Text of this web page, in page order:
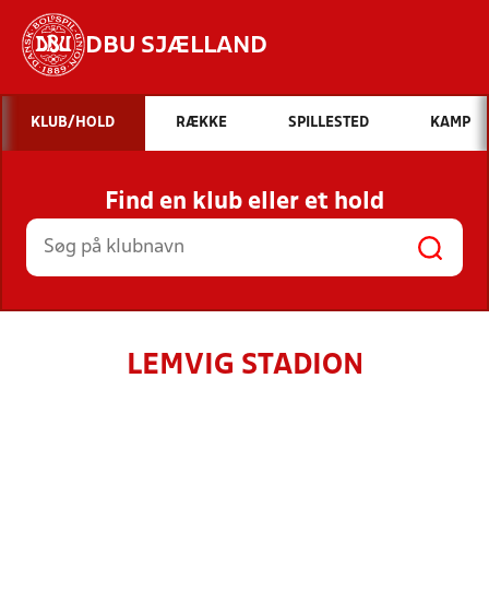
DBU SJÆLLAND
Hvad vil du søge efter?
INDHOLD OG NYHEDER
STILLINGER, RESULTATER, KLUBBER OG
HOLD
KLUB/HOLD RÆKKE SPILLESTED KAMP
Find en klub eller et hold
LEMVIG STADION